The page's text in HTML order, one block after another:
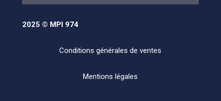
2025 © MPI 974
Conditions générales de ventes
Mentions légales